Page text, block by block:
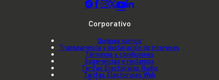
Corporativo
Quienes somos
Transparencia y declaración de intereses
Términos y condiciones
Sugerencias y reclamos
Tarifas Electorales Radio
Tarifas Electorales Web